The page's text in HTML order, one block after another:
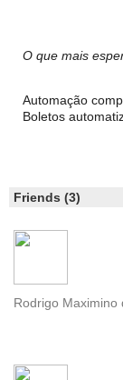
O que mais
Automação
Boletos
Friends (3)
Rodrigo Maximino